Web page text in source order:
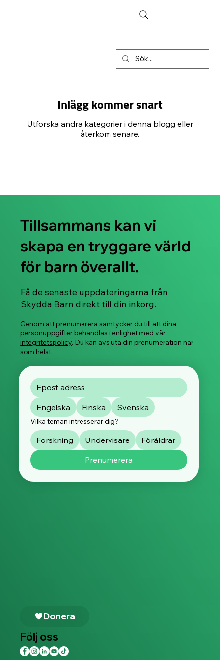
Inlägg kommer snart
Utforska andra kategorier i denna blogg eller
återkom senare.
Tillsammans kan vi
skapa en tryggare värld
för barn överallt.
Få de senaste uppdateringarna från
Skydda Barn direkt till din inkorg.
Genom att prenumerera samtycker du till att dina
personuppgifter behandlas i enlighet med vår
integritetspolicy. Du kan avsluta din prenumeration när
som helst.
Engelska Finska Svenska
Vilka teman intresserar dig?
Forskning Undervisare
Föräldrar
Prenumerera
Donera
Följ oss